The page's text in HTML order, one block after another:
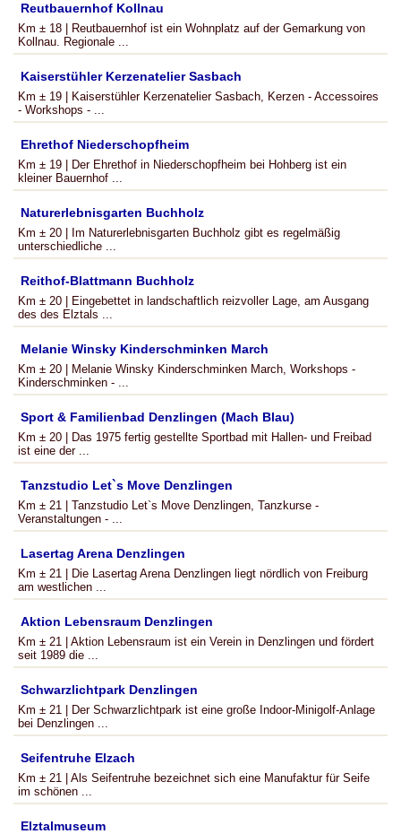
Reutbauernhof Kollnau
Km ± 18 | Reutbauernhof ist ein Wohnplatz auf der Gemarkung von
Kollnau. Regionale ...
Kaiserstühler Kerzenatelier Sasbach
Km ± 19 | Kaiserstühler Kerzenatelier Sasbach, Kerzen - Accessoires
- Workshops - ...
Ehrethof Niederschopfheim
Km ± 19 | Der Ehrethof in Niederschopfheim bei Hohberg ist ein
kleiner Bauernhof ...
Naturerlebnisgarten Buchholz
Km ± 20 | Im Naturerlebnisgarten Buchholz gibt es regelmäßig
unterschiedliche ...
Reithof-Blattmann Buchholz
Km ± 20 | Eingebettet in landschaftlich reizvoller Lage, am Ausgang
des des Elztals ...
Melanie Winsky Kinderschminken March
Km ± 20 | Melanie Winsky Kinderschminken March, Workshops -
Kinderschminken - ...
Sport & Familienbad Denzlingen (Mach Blau)
Km ± 20 | Das 1975 fertig gestellte Sportbad mit Hallen- und Freibad
ist eine der ...
Tanzstudio Let`s Move Denzlingen
Km ± 21 | Tanzstudio Let`s Move Denzlingen, Tanzkurse -
Veranstaltungen - ...
Lasertag Arena Denzlingen
Km ± 21 | Die Lasertag Arena Denzlingen liegt nördlich von Freiburg
am westlichen ...
Aktion Lebensraum Denzlingen
Km ± 21 | Aktion Lebensraum ist ein Verein in Denzlingen und fördert
seit 1989 die ...
Schwarzlichtpark Denzlingen
Km ± 21 | Der Schwarzlichtpark ist eine große Indoor-Minigolf-Anlage
bei Denzlingen ...
Seifentruhe Elzach
Km ± 21 | Als Seifentruhe bezeichnet sich eine Manufaktur für Seife
im schönen ...
Elztalmuseum